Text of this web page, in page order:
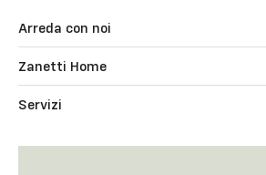
Arreda con noi
Zanetti Home
Servizi